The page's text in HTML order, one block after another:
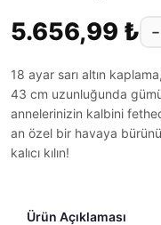
5.656,99 ₺ −
18 ayar sarı altın
43 cm uzunluğunda
annelerinizin kalbini
an özel bir havaya
kalıcı kılın!
Ürün Açıklaması